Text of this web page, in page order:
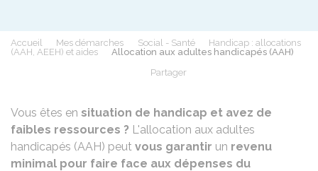
Accueil Mes démarches Social - Santé
Handicap : allocations
(AAH, AEEH) et aides
Allocation aux adultes handicapés (AAH)
Partager
Vous êtes en situation de handicap et avez de
faibles ressources ? L'allocation aux adultes
handicapés (AAH) peut vous garantir un revenu
minimal pour faire face aux dépenses du